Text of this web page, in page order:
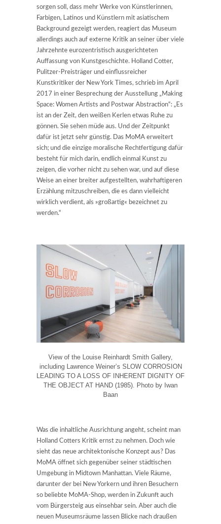
sorgen soll, dass mehr Werke von Künstlerinnen,
Farbigen, Latinos und Künstlern mit asiatischem
Background gezeigt werden, reagiert das Museum
allerdings auch auf externe Kritik an seiner über viele
Jahrzehnte eurozentristisch ausgerichteten
Auffassung von Kunstgeschichte. Holland Cotter,
Pulitzer-Preisträger und einflussreicher
Kunstkritiker der New York Times, schrieb im April
2017 in einer Besprechung der Ausstellung „Making
Space: Women Artists and Postwar Abstraction“: „Es
ist an der Zeit, den weißen Kerlen etwas Ruhe zu
gönnen. Sie sehen müde aus. Und der Zeitpunkt
dafür ist jetzt sehr günstig. Das MoMA erweitert
sich; und die einzige moralische Rechtfertigung dafür
besteht für mich darin, endlich einmal Kunst zu
zeigen, die vorher nicht zu sehen war, und auf diese
Weise an einer breiter aufgestellten, wahrhaftigeren
Erzählung mitzuschreiben, die es dann vielleicht
wirklich verdient, als »großartig« bezeichnet zu
werden.“
View of the Louise Reinhardt Smith Gallery,
including Lawrence Weiner’s SLOW CORROSION
LEADING TO A LOSS OF INHERENT DIGNITY OF
THE OBJECT AT HAND (1985). Photo by Iwan
Baan
Was die inhaltliche Ausrichtung angeht, scheint man
Holland Cotters Kritik ernst zu nehmen. Doch wie
sieht das neue architektonische Konzept aus? Das
MoMA öffnet sich gegenüber seiner städtischen
Umgebung in Midtown Manhattan. Viele Räume,
darunter der bei New Yorkern und ihren Besuchern
so beliebte MoMA-Shop, werden in Zukunft auch
vom Bürgersteig aus einsehbar sein. Aber auch die
neuen Museumsräume lassen Blicke nach draußen